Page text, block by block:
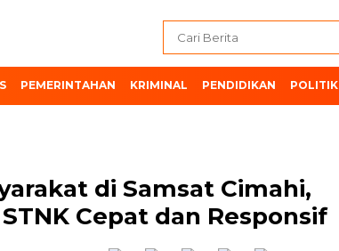
PEMERINTAHAN KRIMINAL PENDIDIKAN POLITIK
di Samsat Cimahi,
Cepat dan Responsif